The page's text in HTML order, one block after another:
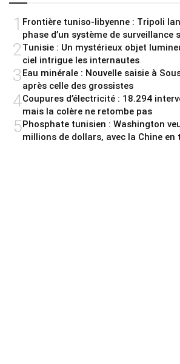
1 Frontière tuniso-libyenne : Tripoli
phase d’un système de surveillance
2 Tunisie : Un mystérieux objet
ciel intrigue les internautes
3Eau minérale : Nouvelle saisie à
après celle des grossistes
4Coupures d’électricité : 18.294
mais la colère ne retombe pas
5Phosphate tunisien : Washington
millions de dollars, avec la Chine en